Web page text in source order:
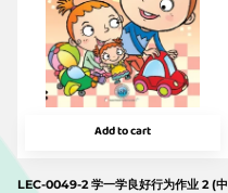
Add to cart
LEC-0049-2 学一学良好行为作业 2 (中